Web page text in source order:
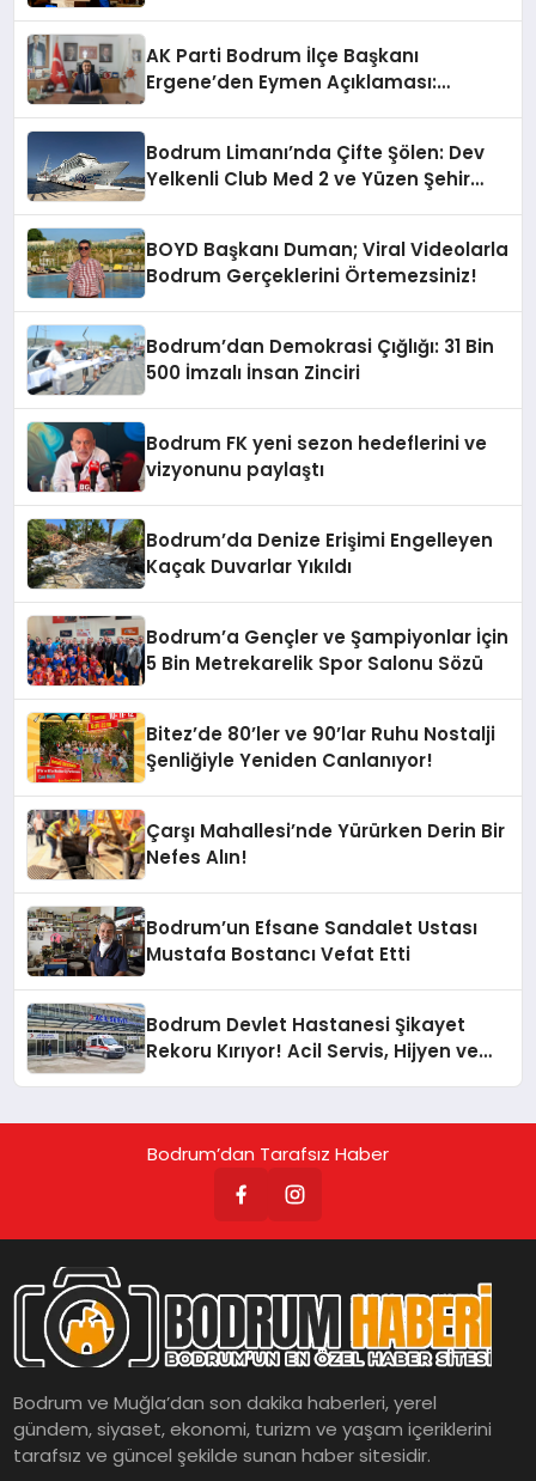
AK Parti Bodrum İlçe Başkanı
Ergene’den Eymen Açıklaması:
Bodrum Limanı’nda Çifte Şölen: Dev
Yelkenli Club Med 2 ve Yüzen Şehir
BOYD Başkanı Duman; Viral Videolarla
Bodrum Gerçeklerini Örtemezsiniz!
Bodrum’dan Demokrasi Çığlığı: 31 Bin
500 İmzalı İnsan Zinciri
Bodrum FK yeni sezon hedeflerini ve
vizyonunu paylaştı
Bodrum’da Denize Erişimi Engelleyen
Kaçak Duvarlar Yıkıldı
Bodrum’a Gençler ve Şampiyonlar İçin
5 Bin Metrekarelik Spor Salonu Sözü
Bitez’de 80’ler ve 90’lar Ruhu Nostalji
Şenliğiyle Yeniden Canlanıyor!
Çarşı Mahallesi’nde Yürürken Derin Bir
Nefes Alın!
Bodrum’un Efsane Sandalet Ustası
Mustafa Bostancı Vefat Etti
Bodrum Devlet Hastanesi Şikayet
Rekoru Kırıyor! Acil Servis, Hijyen ve
Bodrum’dan Tarafsız Haber
Bodrum ve Muğla’dan son dakika haberleri, yerel
gündem, siyaset, ekonomi, turizm ve yaşam içeriklerini
tarafsız ve güncel şekilde sunan haber sitesidir.